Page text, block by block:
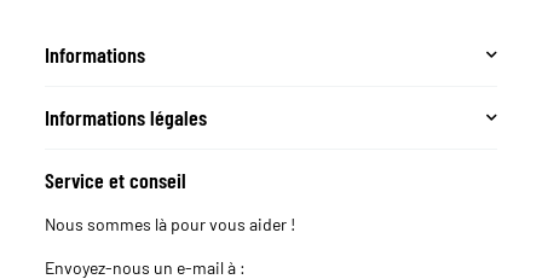
Informations
Informations légales
Service et conseil
Nous sommes là pour vous aider !
Envoyez-nous un e-mail à :